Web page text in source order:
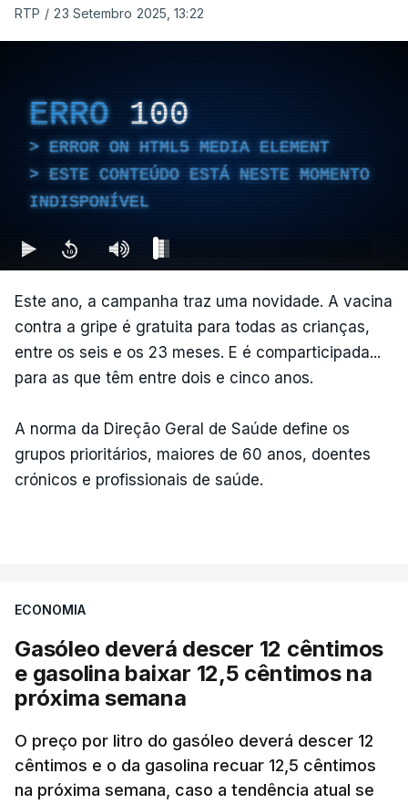
RTP / 23 Setembro 2025, 13:22
ERRO 100
ERROR ON HTML5 MEDIA ELEMENT
ESTE CONTEÚDO ESTÁ NESTE MOMENTO
INDISPONÍVEL
Este ano, a campanha traz uma novidade. A vacina
contra a gripe é gratuita para todas as crianças,
entre os seis e os 23 meses. E é comparticipada...
para as que têm entre dois e cinco anos.
A norma da Direção Geral de Saúde define os
grupos prioritários, maiores de 60 anos, doentes
crónicos e profissionais de saúde.
ECONOMIA
Gasóleo deverá descer 12 cêntimos
e gasolina baixar 12,5 cêntimos na
próxima semana
O preço por litro do gasóleo deverá descer 12
cêntimos e o da gasolina recuar 12,5 cêntimos
na próxima semana, caso a tendência atual se